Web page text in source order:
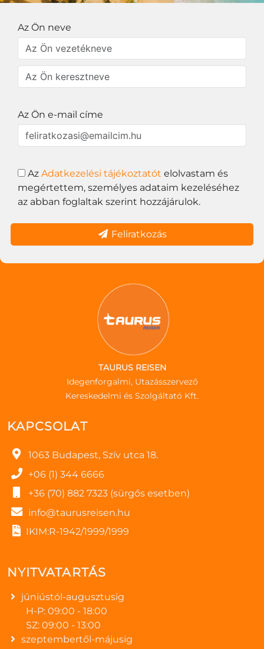
Az Ön neve
Az Ön e-mail címe
Az Adatkezelési tájékoztatót elolvastam és
megértettem, személyes adataim kezeléséhez
az abban foglaltak szerint hozzájárulok.
Feliratkozás
TAURUS REISEN
Idegenforgalmi, Utazásszervező
Kereskedelmi és Szolgáltató Kft.
KAPCSOLAT
1063 Budapest, Szív utca 18.
+06 (1) 344 6666
+36 (70) 882 7323 (sürgős esetben)
info@taurusreisen.hu
IKIM:R-1942/1999/1999
NYITVATARTÁS
júniústól-augusztusig
H-P: 09:00 - 18:00
SZ: 09:00 - 13:00
szeptembertől-májusig